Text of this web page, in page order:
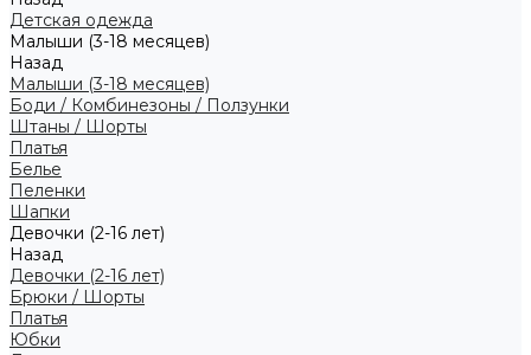
Детская одежда
Малыши (3-18 месяцев)
Назад
Малыши (3-18 месяцев)
Боди / Комбинезоны / Ползунки
Штаны / Шорты
Платья
Белье
Пеленки
Шапки
Девочки (2-16 лет)
Назад
Девочки (2-16 лет)
Брюки / Шорты
Платья
Юбки